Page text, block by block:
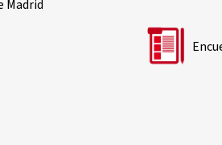
Madrid